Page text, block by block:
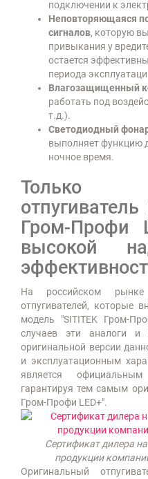
подключении к
Неповторяющаяся
сигналов, которую
привыкания у
остается
периода
Влагозащищенный
работать под
т.д.).
Светодиодный
выполняет функцию
ночное время.
Только
Гром-Профи
высокой
На российском
отпугивателей, которые
модель "SITITEK Гром-
случаев эти аналоги и
оригинальной версии
и эксплуатационным
является
гарантируя тем самым
Гром-Профи LED+".
Сертификат дилера
продукции
Оригинальный